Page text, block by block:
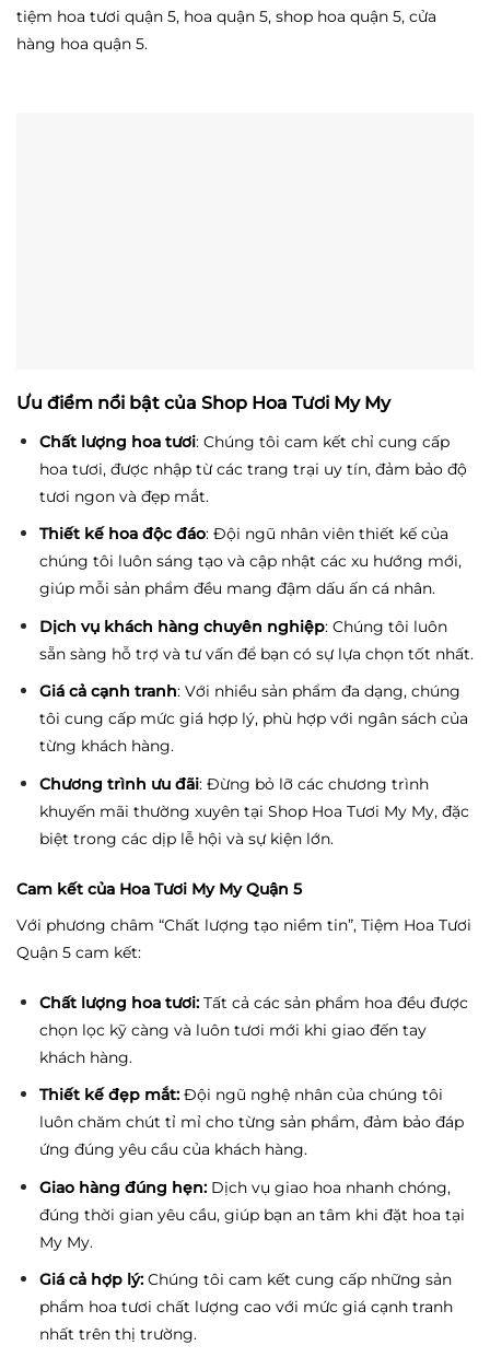
tiệm hoa tươi quận 5, hoa quận 5, shop hoa quận 5, cửa
hàng hoa quận 5.
Ưu điểm nổi bật của Shop Hoa Tươi My My
Chất lượng hoa tươi: Chúng tôi cam kết chỉ cung cấp
hoa tươi, được nhập từ các trang trại uy tín, đảm bảo độ
tươi ngon và đẹp mắt.
Thiết kế hoa độc đáo: Đội ngũ nhân viên thiết kế của
chúng tôi luôn sáng tạo và cập nhật các xu hướng mới,
giúp mỗi sản phẩm đều mang đậm dấu ấn cá nhân.
Dịch vụ khách hàng chuyên nghiệp: Chúng tôi luôn
sẵn sàng hỗ trợ và tư vấn để bạn có sự lựa chọn tốt nhất.
Giá cả cạnh tranh: Với nhiều sản phẩm đa dạng, chúng
tôi cung cấp mức giá hợp lý, phù hợp với ngân sách của
từng khách hàng.
Chương trình ưu đãi: Đừng bỏ lỡ các chương trình
khuyến mãi thường xuyên tại Shop Hoa Tươi My My, đặc
biệt trong các dịp lễ hội và sự kiện lớn.
Cam kết của Hoa Tươi My My Quận 5
Với phương châm “Chất lượng tạo niềm tin”, Tiệm Hoa Tươi
Quận 5 cam kết:
Chất lượng hoa tươi:Tất cả các sản phẩm hoa đều được
chọn lọc kỹ càng và luôn tươi mới khi giao đến tay
khách hàng.
Thiết kế đẹp mắt:Đội ngũ nghệ nhân của chúng tôi
luôn chăm chút tỉ mỉ cho từng sản phẩm, đảm bảo đáp
ứng đúng yêu cầu của khách hàng.
Giao hàng đúng hẹn:Dịch vụ giao hoa nhanh chóng,
đúng thời gian yêu cầu, giúp bạn an tâm khi đặt hoa tại
My My.
Giá cả hợp lý:Chúng tôi cam kết cung cấp những sản
phẩm hoa tươi chất lượng cao với mức giá cạnh tranh
nhất trên thị trường.